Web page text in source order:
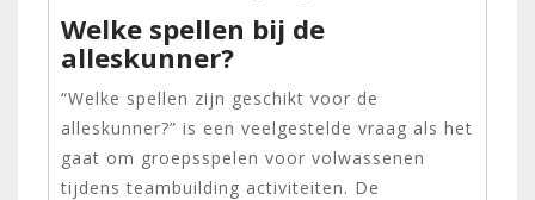
Welke spellen bij de
alleskunner?
“Welke spellen zijn geschikt voor de
alleskunner?” is een veelgestelde vraag als het
gaat om groepsspelen voor volwassenen
tijdens teambuilding activiteiten. De